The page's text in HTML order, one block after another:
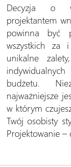
Decyzja o
projektantem
powinna być
wszystkich za
unikalne
budżetu.
najważniejsze
w którym
Twój osobisty
Projektowanie –